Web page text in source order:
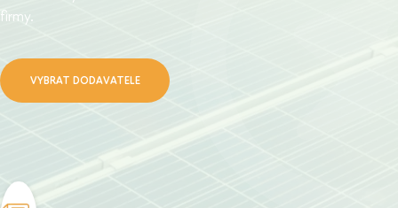
firmy.
VYBRAT DODAVATELE